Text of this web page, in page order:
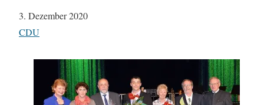
Datum
3. Dezember 2020
In Bezug auf
CDU